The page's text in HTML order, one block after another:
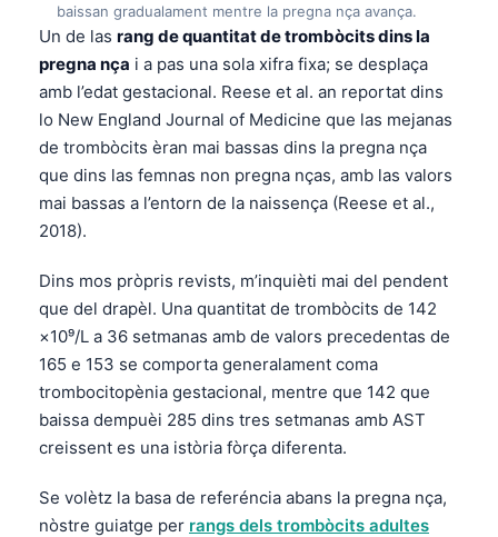
baissan gradualament mentre la pregna nça avança.
Un de las rang de quantitat de trombòcits dins la
pregna nça i a pas una sola xifra fixa; se desplaça
amb l’edat gestacional. Reese et al. an reportat dins
lo New England Journal of Medicine que las mejanas
de trombòcits èran mai bassas dins la pregna nça
que dins las femnas non pregna nças, amb las valors
mai bassas a l’entorn de la naissença (Reese et al.,
2018).
Dins mos pròpris revists, m’inquièti mai del pendent
que del drapèl. Una quantitat de trombòcits de 142
×10⁹/L a 36 setmanas amb de valors precedentas de
165 e 153 se comporta generalament coma
trombocitopènia gestacional, mentre que 142 que
baissa dempuèi 285 dins tres setmanas amb AST
creissent es una istòria fòrça diferenta.
Se volètz la basa de referéncia abans la pregna nça,
nòstre guiatge per rangs dels trombòcits adultes